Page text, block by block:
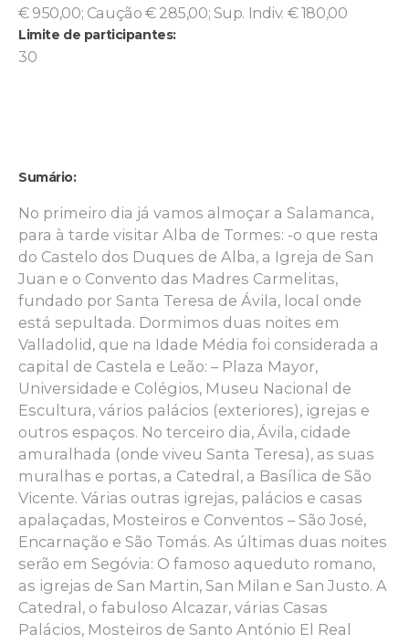
€ 950,00; Caução € 285,00; Sup. Indiv. € 180,00
Limite de participantes:
30
Sumário:
No primeiro dia já vamos almoçar a Salamanca,
para à tarde visitar Alba de Tormes: -o que resta
do Castelo dos Duques de Alba, a Igreja de San
Juan e o Convento das Madres Carmelitas,
fundado por Santa Teresa de Ávila, local onde
está sepultada. Dormimos duas noites em
Valladolid, que na Idade Média foi considerada a
capital de Castela e Leão: – Plaza Mayor,
Universidade e Colégios, Museu Nacional de
Escultura, vários palácios (exteriores), igrejas e
outros espaços. No terceiro dia, Ávila, cidade
amuralhada (onde viveu Santa Teresa), as suas
muralhas e portas, a Catedral, a Basílica de São
Vicente. Várias outras igrejas, palácios e casas
apalaçadas, Mosteiros e Conventos – São José,
Encarnação e São Tomás. As últimas duas noites
serão em Segóvia: O famoso aqueduto romano,
as igrejas de San Martin, San Milan e San Justo. A
Catedral, o fabuloso Alcazar, várias Casas
Palácios, Mosteiros de Santo António El Real